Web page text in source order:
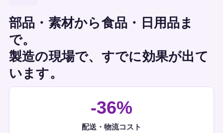
部品・素材から食品・日用品ま
で。
製造の現場で、すでに効果が出て
います。
-36%
配送・物流コスト